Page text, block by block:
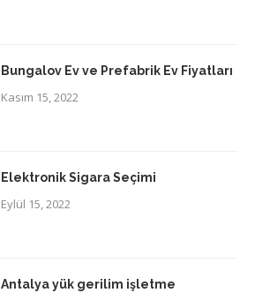
Bungalov Ev ve Prefabrik Ev Fiyatları
Kasım 15, 2022
Elektronik Sigara Seçimi
Eylül 15, 2022
Antalya yük gerilim işletme